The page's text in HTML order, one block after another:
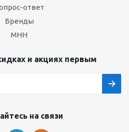
ответ
Бренды
МНН
и акциях первым
на связи